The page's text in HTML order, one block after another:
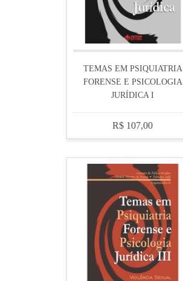
TEMAS EM PSIQUIATRIA
FORENSE E PSICOLOGIA
JURÍDICA I
R$ 107,00